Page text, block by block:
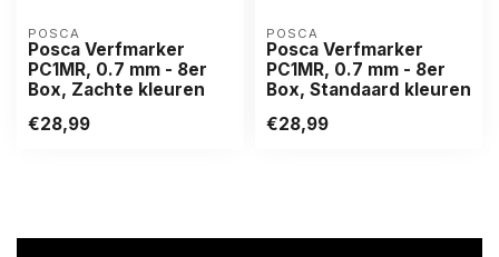
POSCA
Posca Verfmarker
PC1MR, 0.7 mm - 8er
Box, Zachte kleuren
€28,99
POSCA
Posca Verfmarker
PC1MR, 0.7 mm - 8er
Box, Standaard kleuren
€28,99